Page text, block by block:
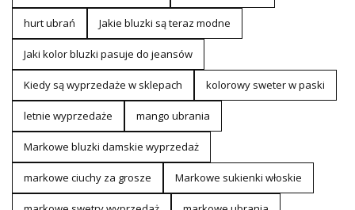
hurt ubrań Jakie bluzki są teraz modne
Jaki kolor bluzki pasuje do jeansów
Kiedy są wyprzedaże w sklepach kolorowy sweter w paski
letnie wyprzedaże mango ubrania
Markowe bluzki damskie wyprzedaż
markowe ciuchy za grosze Markowe sukienki włoskie